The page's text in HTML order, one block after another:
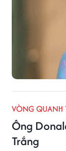
VÒNG QUANH
Ông
Trắng